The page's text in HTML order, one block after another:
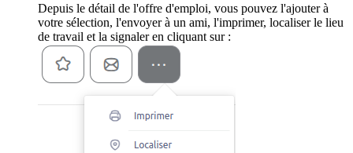
Depuis le détail de l'offre d'emploi, vous pouvez l'ajouter à
votre sélection, l'envoyer à un ami, l'imprimer, localiser le lieu
de travail et la signaler en cliquant sur :